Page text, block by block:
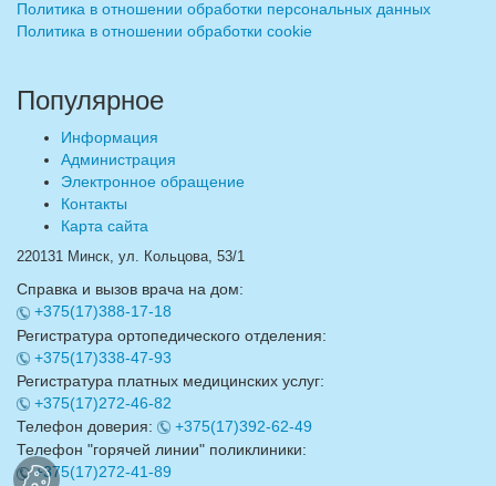
Политика в отношении обработки персональных данных
Политика в отношении обработки cookie
Популярное
Информация
Администрация
Электронное обращение
Контакты
Карта сайта
220131 Минск, ул. Кольцова, 53/1
Справка и вызов врача на дом:
+375(17)388-17-18
Регистратура ортопедического отделения:
+375(17)338-47-93
Регистратура платных медицинских услуг:
+375(17)272-46-82
Телефон доверия:
+375(17)392-62-49
Телефон "горячей линии" поликлиники:
+375(17)272-41-89